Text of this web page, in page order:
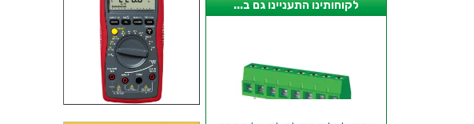
לקוחותינו התעניינו גם ב...